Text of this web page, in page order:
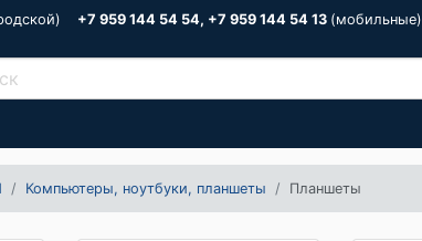
+7 959 144 54 54, +7 959 144 54 13 (мобильные)
Компьютеры, ноутбуки, планшеты Планшеты